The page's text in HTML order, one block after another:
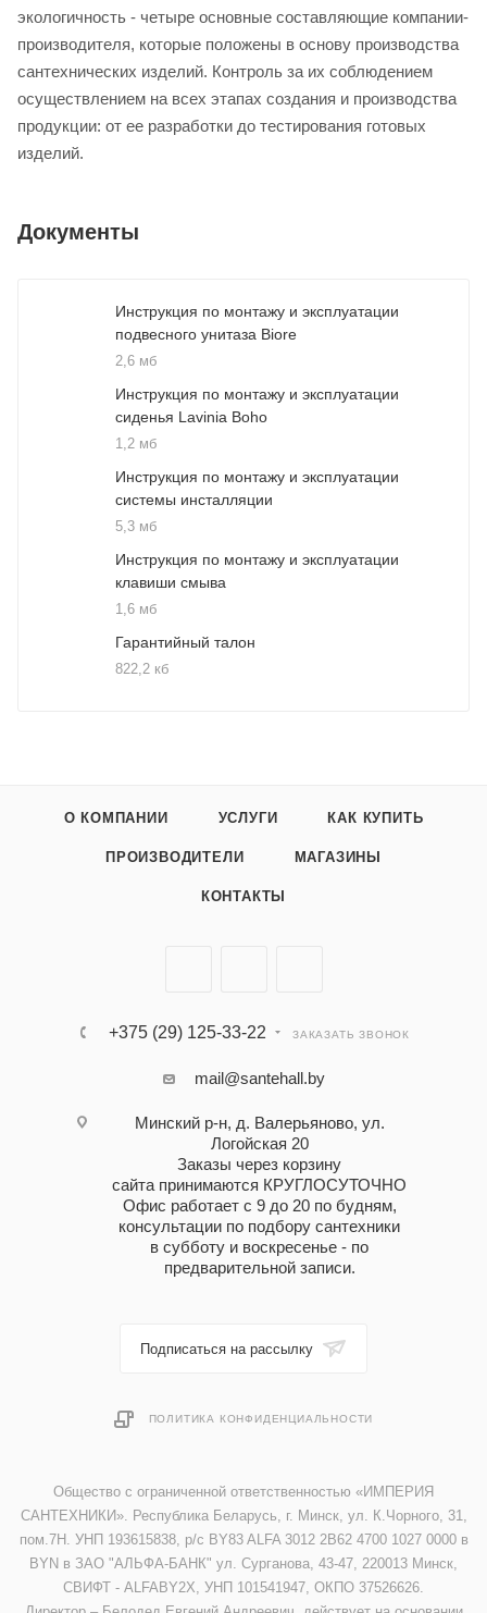
экологичность - четыре основные составляющие компании-
производителя, которые положены в основу производства
сантехнических изделий. Контроль за их соблюдением
осуществлением на всех этапах создания и производства
продукции: от ее разработки до тестирования готовых
изделий.
Документы
Инструкция по монтажу и эксплуатации
подвесного унитаза Biore
2,6 мб
Инструкция по монтажу и эксплуатации
сиденья Lavinia Boho
1,2 мб
Инструкция по монтажу и эксплуатации
системы инсталляции
5,3 мб
Инструкция по монтажу и эксплуатации
клавиши смыва
1,6 мб
Гарантийный талон
822,2 кб
О КОМПАНИИ УСЛУГИ КАК КУПИТЬ
ПРОИЗВОДИТЕЛИ МАГАЗИНЫ
КОНТАКТЫ
+375 (29) 125-33-22 ЗАКАЗАТЬ ЗВОНОК
mail@santehall.by
Минский р-н, д. Валерьяново, ул.
Логойская 20
Заказы через корзину
сайта принимаются КРУГЛОСУТОЧНО
Офис работает с 9 до 20 по будням,
консультации по подбору сантехники
в субботу и воскресенье - по
предварительной записи.
Подписаться на рассылку
ПОЛИТИКА КОНФИДЕНЦИАЛЬНОСТИ
Общество с ограниченной ответственностью «ИМПЕРИЯ
САНТЕХНИКИ». Республика Беларусь, г. Минск, ул. К.Чорного, 31,
пом.7Н. УНП 193615838, р/с BY83 ALFA 3012 2B62 4700 1027 0000 в
BYN в ЗАО "АЛЬФА-БАНК" ул. Сурганова, 43-47, 220013 Минск,
СВИФТ - ALFABY2X, УНП 101541947, ОКПО 37526626.